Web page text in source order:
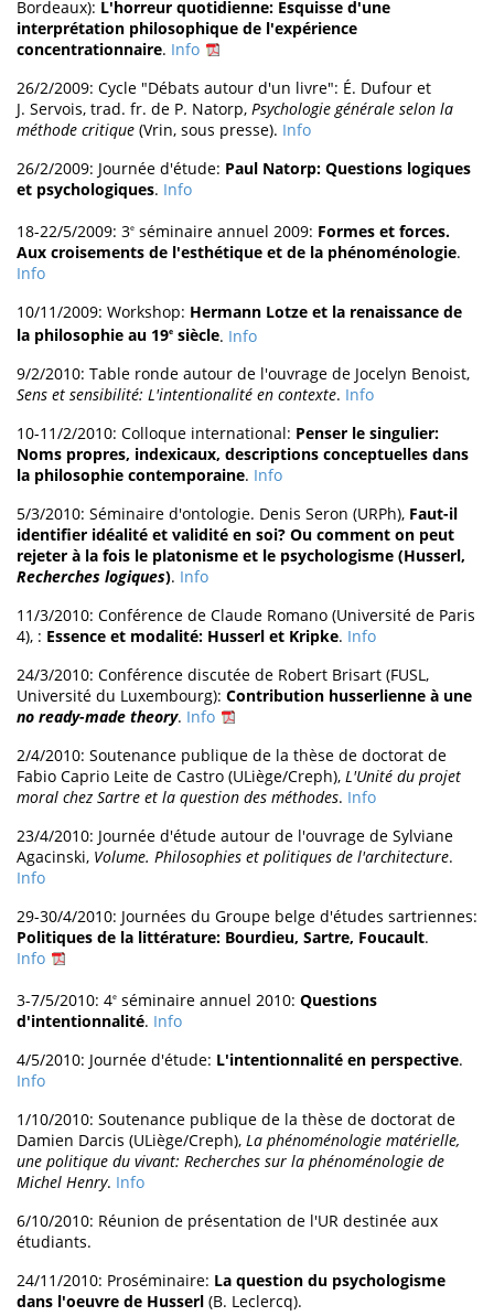
Bordeaux): L'horreur quotidienne: Esquisse d'une
interprétation philosophique de l'expérience
concentrationnaire. Info
26/2/2009: Cycle "Débats autour d'un livre": É. Dufour et
J. Servois, trad. fr. de P. Natorp, Psychologie générale selon la
méthode critique (Vrin, sous presse). Info
26/2/2009: Journée d'étude: Paul Natorp: Questions logiques
et psychologiques. Info
18-22/5/2009: 3e séminaire annuel 2009: Formes et forces.
Aux croisements de l'esthétique et de la phénoménologie.
Info
10/11/2009: Workshop: Hermann Lotze et la renaissance de
la philosophie au 19e siècle. Info
9/2/2010: Table ronde autour de l'ouvrage de Jocelyn Benoist,
Sens et sensibilité: L'intentionalité en contexte. Info
10-11/2/2010: Colloque international: Penser le singulier:
Noms propres, indexicaux, descriptions conceptuelles dans
la philosophie contemporaine. Info
5/3/2010: Séminaire d'ontologie. Denis Seron (URPh), Faut-il
identifier idéalité et validité en soi? Ou comment on peut
rejeter à la fois le platonisme et le psychologisme (Husserl,
Recherches logiques). Info
11/3/2010: Conférence de Claude Romano (Université de Paris
4), : Essence et modalité: Husserl et Kripke. Info
24/3/2010: Conférence discutée de Robert Brisart (FUSL,
Université du Luxembourg): Contribution husserlienne à une
no ready-made theory. Info
2/4/2010: Soutenance publique de la thèse de doctorat de
Fabio Caprio Leite de Castro (ULiège/Creph), L'Unité du projet
moral chez Sartre et la question des méthodes. Info
23/4/2010: Journée d'étude autour de l'ouvrage de Sylviane
Agacinski, Volume. Philosophies et politiques de l'architecture.
Info
29-30/4/2010: Journées du Groupe belge d'études sartriennes:
Politiques de la littérature: Bourdieu, Sartre, Foucault.
Info
3-7/5/2010: 4e séminaire annuel 2010: Questions
d'intentionnalité. Info
4/5/2010: Journée d'étude: L'intentionnalité en perspective.
Info
1/10/2010: Soutenance publique de la thèse de doctorat de
Damien Darcis (ULiège/Creph), La phénoménologie matérielle,
une politique du vivant: Recherches sur la phénoménologie de
Michel Henry. Info
6/10/2010: Réunion de présentation de l'UR destinée aux
étudiants.
24/11/2010: Proséminaire: La question du psychologisme
dans l'oeuvre de Husserl (B. Leclercq).